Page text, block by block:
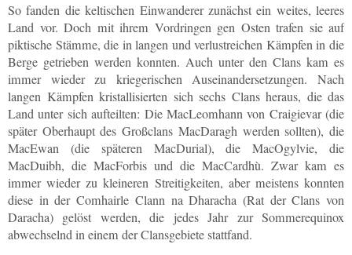
So fanden die keltischen Einwanderer zunächst ein weites, leeres
Land vor. Doch mit ihrem Vordringen gen Osten trafen sie auf
piktische Stämme, die in langen und verlustreichen Kämpfen in die
Berge getrieben werden konnten. Auch unter den Clans kam es
immer wieder zu kriegerischen Auseinandersetzungen. Nach
langen Kämpfen kristallisierten sich sechs Clans heraus, die das
Land unter sich aufteilten: Die MacLeomhann von Craigievar (die
später Oberhaupt des Großclans MacDaragh werden sollten), die
MacEwan (die späteren MacDurial), die MacOgylvie, die
MacDuibh, die MacForbis und die MacCardhù. Zwar kam es
immer wieder zu kleineren Streitigkeiten, aber meistens konnten
diese in der Comhairle Clann na Dharacha (Rat der Clans von
Daracha) gelöst werden, die jedes Jahr zur Sommerequinox
abwechselnd in einem der Clansgebiete stattfand.